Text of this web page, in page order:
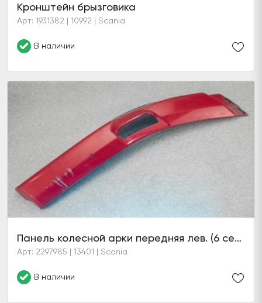
Кронштейн брызговика
Арт: 1931382 | 10992 | Scania
В наличии
Панель колесной арки передняя лев. (6 серия)
Арт: 2297985 | 13401 | Scania
В наличии